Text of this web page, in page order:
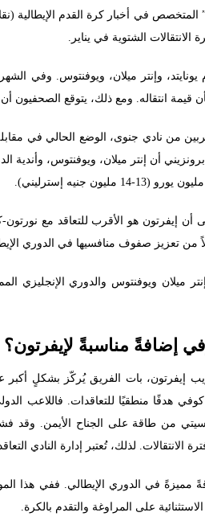
المتخصص في أخبار كرة القدم الإيطالية
الانتقالات الشتوية في يناير.
وإنتر ميلان، ويوفنتوس. وفي
قيمة انتقاله. ومع ذلك، يتوقع الصحفيون
من نادي جنوى، الوضع الحالي في
أن إنتر ميلان، ويوفنتوس، وأندية
أن إيفرتون هو الأقرب للتعاقد مع
من تعزيز صفوف منافسيها في الدوري
إضافةً مناسبةً لإيفرتون؟
إيفرتون، بات الفريق يُركّز بشكلٍ أكبر
من طاقة على الجناح الأيمن. وقد
الانتقالات. لذلك، تُعتبر إدارة النادي
على المراوغة والتقدم بالكرة.